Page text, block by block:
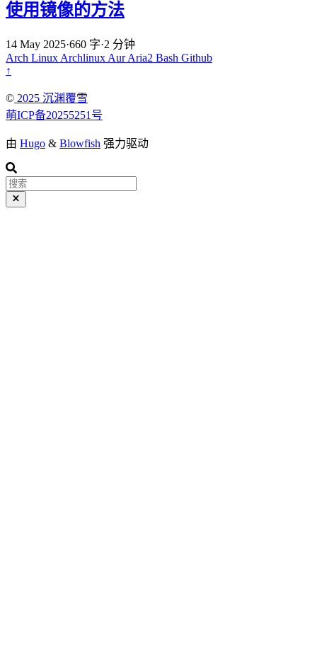
使用镜像的方法
14 May 2025·660 字·2 分钟
Arch Linux Archlinux AurAria2 Bash Github
↑
©️ 2025 沉渊覆雪
萌ICP备20255251号
由 Hugo & Blowfish 强力驱动